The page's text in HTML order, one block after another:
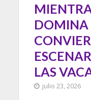
DOMINA
LAS
julio 23, 2026